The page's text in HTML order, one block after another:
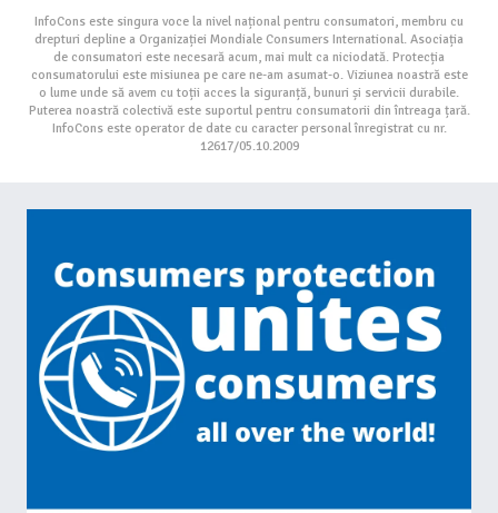
InfoCons este singura voce la nivel național pentru consumatori, membru cu
drepturi depline a Organizației Mondiale Consumers International. Asociația
de consumatori este necesară acum, mai mult ca niciodată. Protecția
consumatorului este misiunea pe care ne-am asumat-o. Viziunea noastră este
o lume unde să avem cu toții acces la siguranță, bunuri și servicii durabile.
Puterea noastră colectivă este suportul pentru consumatorii din întreaga țară.
InfoCons este operator de date cu caracter personal înregistrat cu nr.
12617/05.10.2009